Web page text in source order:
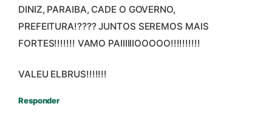
DINIZ, PARAIBA, CADE O GOVERNO,
PREFEITURA!???? JUNTOS SEREMOS MAIS
FORTES!!!!!!! VAMO PAIIIIIIOOOOO!!!!!!!!!!
VALEU ELBRUS!!!!!!!
Responder